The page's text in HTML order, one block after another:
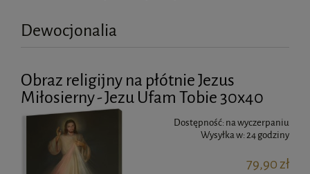
Dewocjonalia
Obraz religijny na płótnie Jezus
Miłosierny - Jezu Ufam Tobie 30x40
Dostępność: na wyczerpaniu
Wysyłka w:24 godziny
79,90 zł